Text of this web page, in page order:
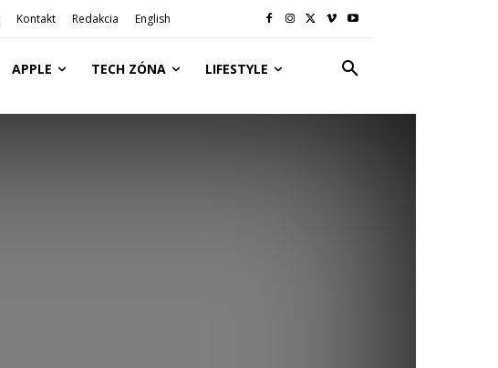
Kontakt Redakcia English
APPLE TECH ZÓNA LIFESTYLE